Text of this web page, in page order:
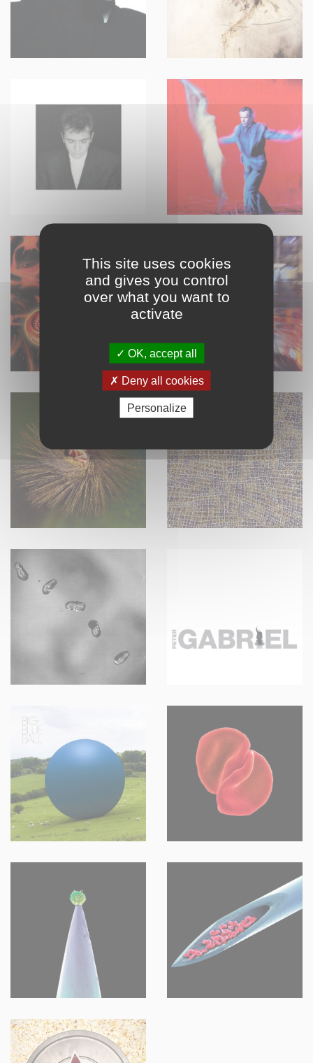
This site uses cookies
and gives you control
over what you want to
activate
OK, accept all
Deny all cookies
Personalize